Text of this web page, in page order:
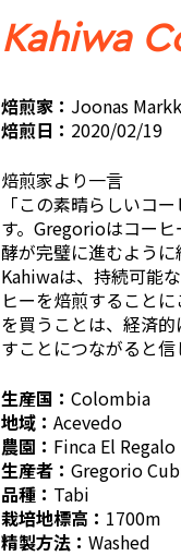
Kahiwa
焙煎家： Joonas
焙煎日： 2020/02/19
焙煎家より一言
「この素晴らしいコ
す。Gregorioはコー
酵が完璧に進むように
Kahiwaは、持続可能
ヒーを焙煎すること
を買うことは、経済
すことにつながると信
生産国： Colombia
地域： Acevedo
農園： Finca El Regalo
生産者： Gregorio
品種： Tabi
栽培地標高： 1700m
精製方法： Washed